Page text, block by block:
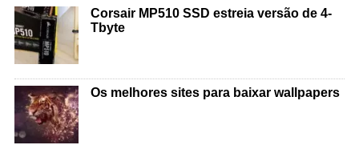
Corsair MP510 SSD estreia versão de 4-
Tbyte
Os melhores sites para baixar wallpapers